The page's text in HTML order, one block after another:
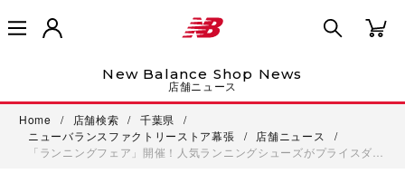
New Balance Shop News
店舗ニュース
Home / 店舗検索 / 千葉県
/
ニューバランスファクトリーストア幕張
/ 店舗ニュース
/
「ランニングフェア」開催！人気ランニングシューズがプライスダ…